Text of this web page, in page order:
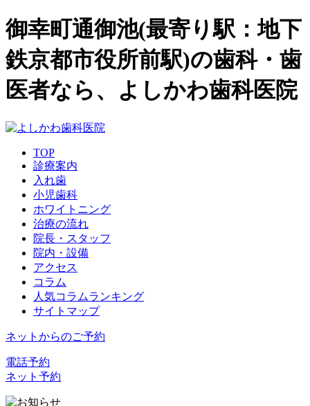
御幸町通御池(最寄り駅：地下
鉄京都市役所前駅)の歯科・歯
医者なら、よしかわ歯科医院
TOP
診療案内
入れ歯
小児歯科
ホワイトニング
治療の流れ
院長・スタッフ
院内・設備
アクセス
コラム
人気コラムランキング
サイトマップ
ネットからのご予約
電話予約
ネット予約